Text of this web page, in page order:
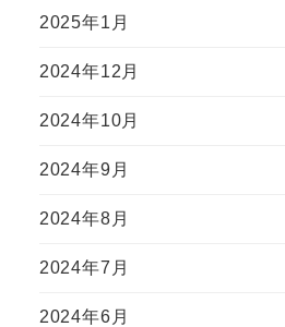
2025年1月
2024年12月
2024年10月
2024年9月
2024年8月
2024年7月
2024年6月